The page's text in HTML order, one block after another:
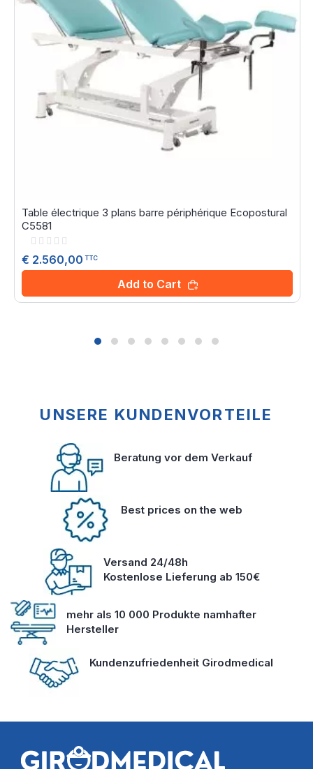
Table électrique 3 plans barre périphérique Ecopostural
C5581
Rating:
€ 2.560,00 TTC
Add to Cart
UNSERE KUNDENVORTEILE
Beratung vor dem Verkauf
Best prices on the web
Versand 24/48h
Kostenlose Lieferung ab 150€
mehr als 10 000 Produkte namhafter
Hersteller
Kundenzufriedenheit Girodmedical